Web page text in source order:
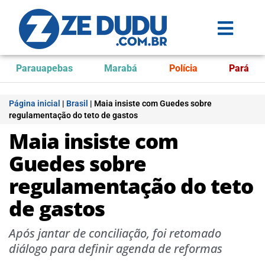
Parauapebas Marabá Polícia Pará
Página inicial | Brasil | Maia insiste com Guedes sobre
regulamentação do teto de gastos
Maia insiste com
Guedes sobre
regulamentação do teto
de gastos
Após jantar de conciliação, foi retomado
diálogo para definir agenda de reformas